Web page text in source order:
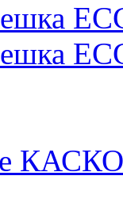
КАСКО